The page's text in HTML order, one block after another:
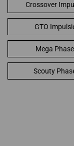
Crossover
GTO
Mega Phase
Scouty